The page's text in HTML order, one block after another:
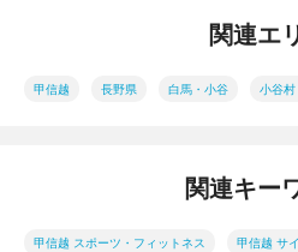
関連エ
甲信越 長野県 白馬・小谷 小谷村
関連キー
甲信越 スポーツ・フィットネス 甲信越 サ